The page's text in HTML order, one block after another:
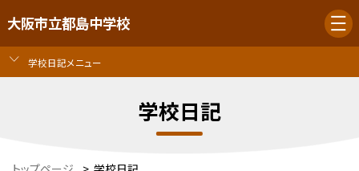
大阪市立都島中学校
学校日記メニュー
学校日記